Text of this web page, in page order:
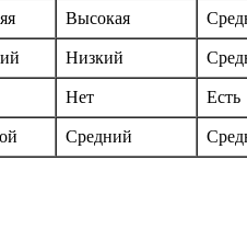
Высокая
Низкий
Нет Есть
Средний